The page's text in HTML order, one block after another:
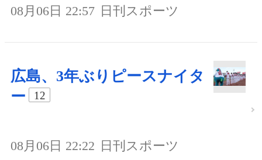
08月06日 22:57 日刊スポーツ
広島、3年ぶりピースナイタ
ー
12
08月06日 22:22 日刊スポーツ